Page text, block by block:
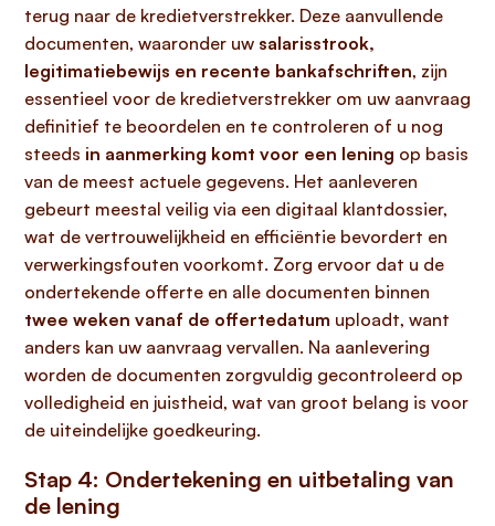
terug naar de kredietverstrekker. Deze aanvullende
documenten, waaronder uw salarisstrook,
legitimatiebewijs en recente bankafschriften, zijn
essentieel voor de kredietverstrekker om uw aanvraag
definitief te beoordelen en te controleren of u nog
steeds in aanmerking komt voor een lening op basis
van de meest actuele gegevens. Het aanleveren
gebeurt meestal veilig via een digitaal klantdossier,
wat de vertrouwelijkheid en efficiëntie bevordert en
verwerkingsfouten voorkomt. Zorg ervoor dat u de
ondertekende offerte en alle documenten binnen
twee weken vanaf de offertedatum uploadt, want
anders kan uw aanvraag vervallen. Na aanlevering
worden de documenten zorgvuldig gecontroleerd op
volledigheid en juistheid, wat van groot belang is voor
de uiteindelijke goedkeuring.
Stap 4: Ondertekening en uitbetaling van
de lening